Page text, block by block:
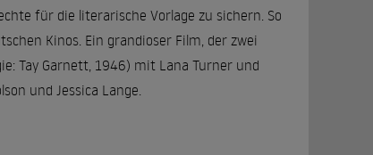
für die literarische Vorlage zu sichern. So
Kinos. Ein grandioser Film, der zwei
Tay Garnett, 1946) mit Lana Turner und
und Jessica Lange.